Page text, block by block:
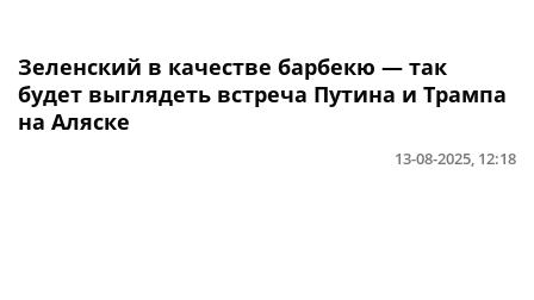
Зеленский в качестве барбекю — так
будет выглядеть встреча Путина и Трампа
на Аляске
13-08-2025, 12:18